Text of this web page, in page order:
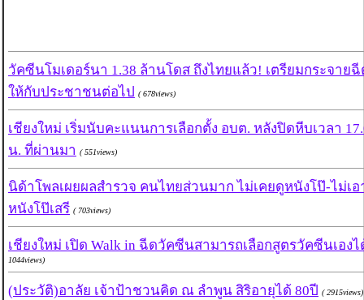
วัคซีนโมเดอร์นา 1.38 ล้านโดส ถึงไทยแล้ว! เตรียมกระจาย
ให้กับประชาชนต่อไป ( 678views)
เชียงใหม่ เริ่มนับคะแนนการเลือกตั้ง อบต. หลังปิดหีบเวลา
น. ที่ผ่านมา ( 551views)
นิด้าโพลเผยผลสำรวจ คนไทยส่วนมาก ไม่เคยดูหนังโป๊-ไม่เอ
หนังโป๊เสรี ( 703views)
เชียงใหม่ เปิด Walk in ฉีดวัคซีนสามารถเลือกสูตรวัคซีนเองไ
1044views)
(ประวัติ)อาลัย เจ้าป้าชวนคิด ณ ลำพูน สิริอายุได้ 80ปี ( 2915views)